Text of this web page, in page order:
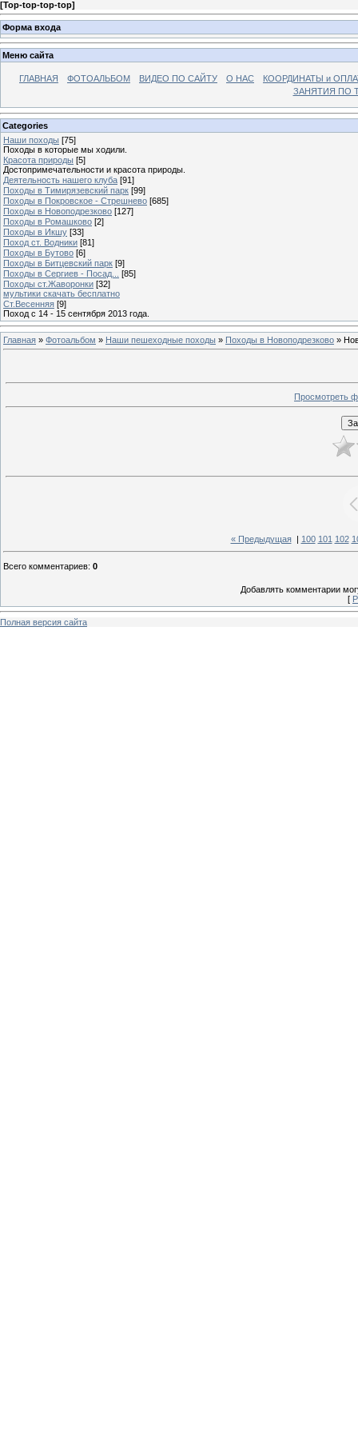
[Top-top-top-top]
Форма входа
Меню сайта
ГЛАВНАЯ ФОТОАЛЬБОМ ВИДЕО ПО САЙТУ О НАС
КООРДИНАТЫ и
ЗАНЯТИЯ ПО
Categories
Наши походы [75]
Походы в которые мы ходили.
Красота природы [5]
Достопримечательности и красота природы.
Деятельность нашего клуба [91]
Походы в Тимирязевский парк [99]
Походы в Покровское - Стрешнево [685]
Походы в Новоподрезково [127]
Походы в Ромашково [2]
Походы в Икшу [33]
Поход ст. Водники [81]
Походы в Бутово [6]
Походы в Битцевский парк [9]
Походы в Сергиев - Посад...
[85]
Походы ст.Жаворонки [32]
мультики скачать бесплатно
Ст.Весенняя [9]
Поход с 14 - 15 сентября 2013 года.
Главная » Фотоальбом » Наши пешеходные походы » Походы в Новоподрезково »
Просмотреть
« Предыдущая| 100 101 102
Всего комментариев: 0
Добавлять комментарии
[
Полная версия сайта